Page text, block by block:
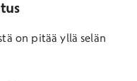
on pitää yllä selän